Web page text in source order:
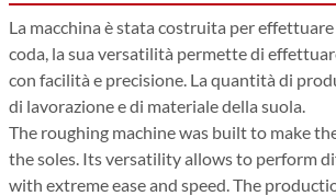
La macchina è stata costruita per
coda, la sua versatilità permette di
con facilità e precisione. La quantità di
di lavorazione e di materiale della suola.
The roughing machine was built to make
the soles. Its versatility allows to perform
with extreme ease and speed. The